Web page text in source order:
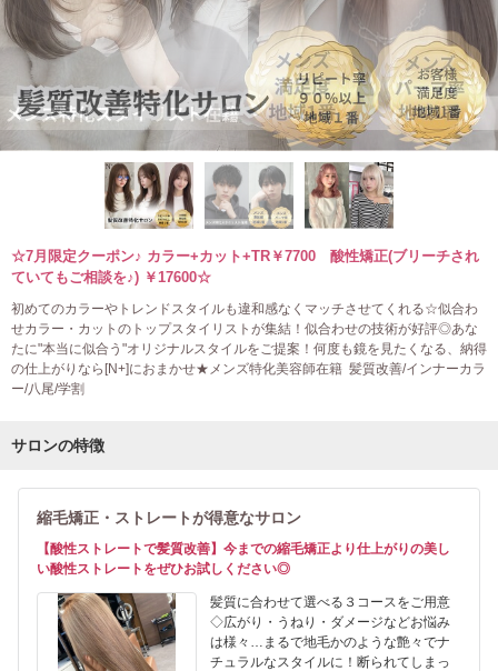
☆7月限定クーポン♪ カラー+カット+TR￥7700 酸性矯正(ブリーチされ
ていてもご相談を♪) ￥17600☆
初めてのカラーやトレンドスタイルも違和感なくマッチさせてくれる☆似合わ
せカラー・カットのトップスタイリストが集結！似合わせの技術が好評◎あな
たに"本当に似合う"オリジナルスタイルをご提案！何度も鏡を見たくなる、納得
の仕上がりなら[N+]におまかせ★メンズ特化美容師在籍 髪質改善/インナーカラ
ー/八尾/学割
サロンの特徴
縮毛矯正・ストレートが得意なサロン
【酸性ストレートで髪質改善】今までの縮毛矯正より仕上がりの美し
い酸性ストレートをぜひお試しください◎
髪質に合わせて選べる３コースをご用意
◇広がり・うねり・ダメージなどお悩み
は様々…まるで地毛かのような艶々でナ
チュラルなスタイルに！断られてしまっ